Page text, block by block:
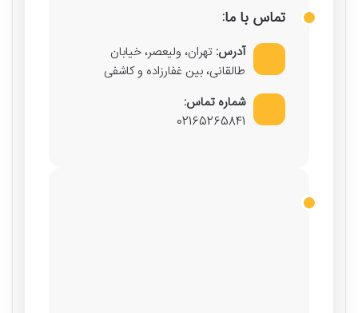
تماس با ما:
آدرس: تهران، ولیعصر، خیابان
طالقانی، بین غفارزاده و کاشفی
شماره تماس:
02165265841